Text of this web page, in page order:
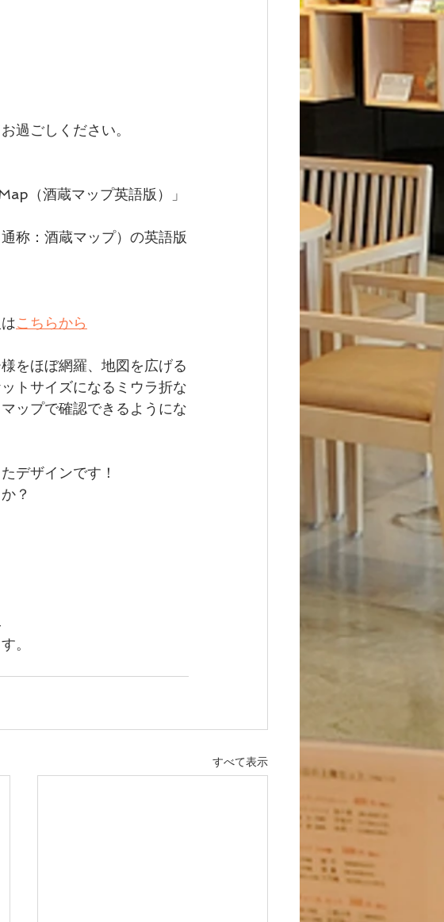
過ごしください。
（酒蔵マップ英語版）」
称：酒蔵マップ）の英語版
こちらから
をほぼ網羅、地図を広げる
トサイズになるミウラ折な
ップで確認できるようにな
デザインです！
？
。
すべて表示